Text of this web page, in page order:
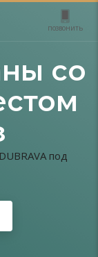
позвонить
со